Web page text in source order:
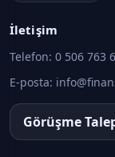
İletişim
Telefon: 0 506 763
E-posta:
Görüşme